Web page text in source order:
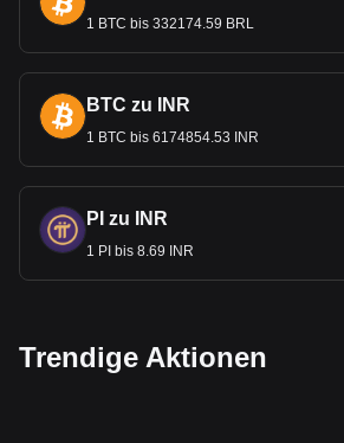
1 BTC bis 332174.59 BRL
BTC zu INR
1 BTC bis 6174854.53 INR
PI zu INR
1 PI bis 8.69 INR
Trendige Aktionen